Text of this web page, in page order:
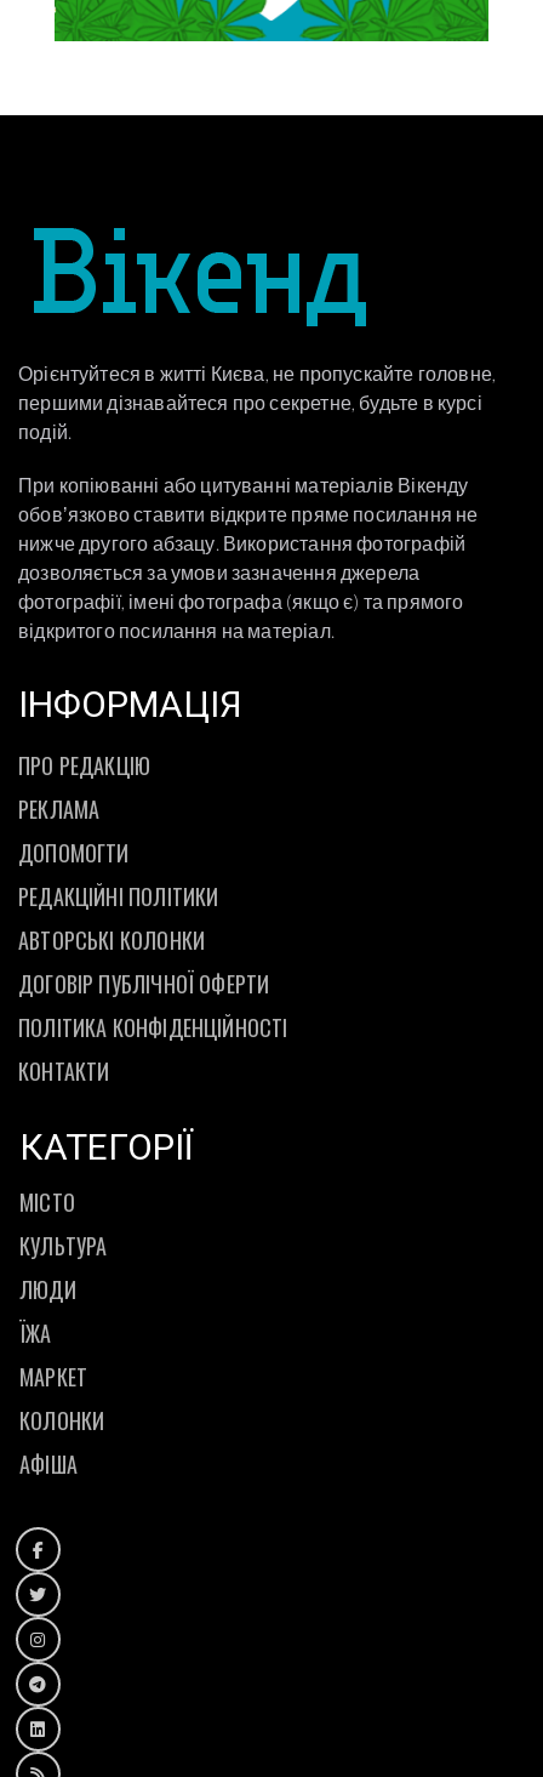
Орієнтуйтеся в житті Києва, не пропускайте головне,
першими дізнавайтеся про секретне, будьте в курсі
подій.
При копіюванні або цитуванні матеріалів Вікенду
обовʼязково ставити відкрите пряме посилання не
нижче другого абзацу. Використання фотографій
дозволяється за умови зазначення джерела
фотографії, імені фотографа (якщо є) та прямого
відкритого посилання на матеріал.
ІНФОРМАЦІЯ
ПРО РЕДАКЦІЮ
РЕКЛАМА
ДОПОМОГТИ
РЕДАКЦІЙНІ ПОЛІТИКИ
АВТОРСЬКІ КОЛОНКИ
ДОГОВІР ПУБЛІЧНОЇ ОФЕРТИ
ПОЛІТИКА КОНФІДЕНЦІЙНОСТІ
КОНТАКТИ
КАТЕГОРІЇ
МІСТО
КУЛЬТУРА
ЛЮДИ
ЇЖА
МАРКЕТ
КОЛОНКИ
АФІША